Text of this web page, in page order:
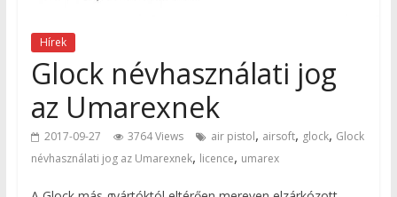
Hírek
Glock névhasználati jog
az Umarexnek
2017-09-27 3764 Views air pistol, airsoft, glock, Glock
névhasználati jog az Umarexnek, licence, umarex